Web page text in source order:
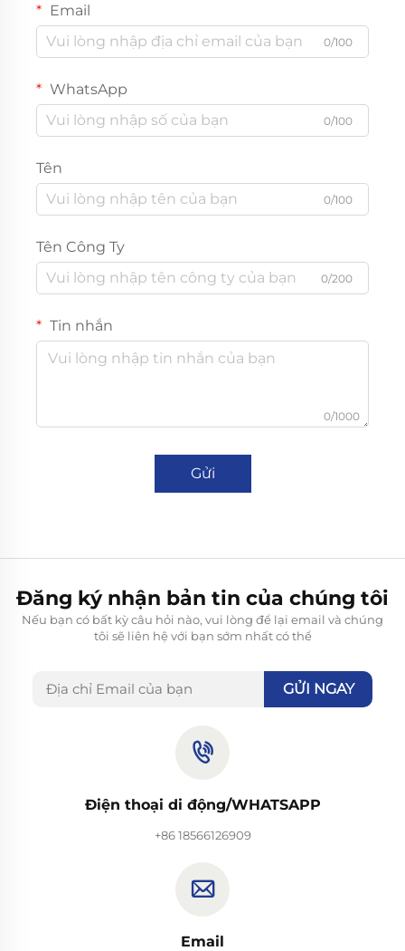
Email
0/100
WhatsApp
0/100
Tên
0/100
Tên Công Ty
0/200
Tin nhắn
0/1000
Gửi
Đăng ký nhận bản tin của chúng tôi
Nếu bạn có bất kỳ câu hỏi nào, vui lòng để lại email và chúng
tôi sẽ liên hệ với bạn sớm nhất có thể
GỬI NGAY
Điện thoại di động/WHATSAPP
+86 18566126909
Email